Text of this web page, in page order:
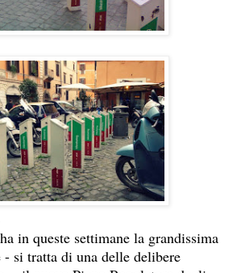
in queste settimane la grandissima
- si tratta di una delle delibere